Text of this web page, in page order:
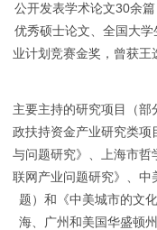
公开发表学术论文30余
优秀硕士论文、全国大学
业计划竞赛金奖，曾获
主要主持的研究项目（
政扶持资金产业研究类项
与问题研究》、上海市哲
联网产业问题研究》、
题）和《中美城市的文
海、广州和美国华盛顿